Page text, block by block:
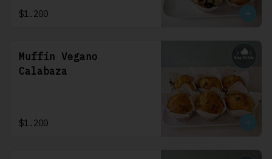
$1.200
Muffin Vegano
Calabaza
$1.200